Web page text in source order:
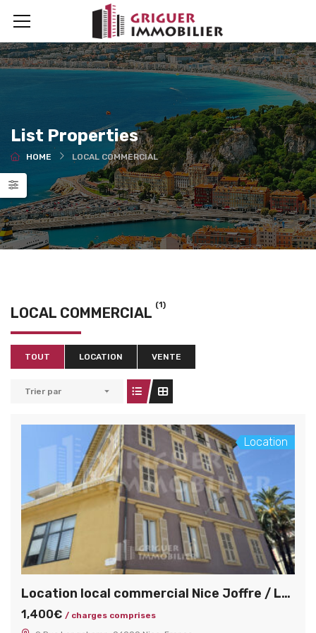
List Properties
HOME LOCAL COMMERCIAL
LOCAL COMMERCIAL (1)
TOUT LOCATION VENTE
Trier par
Location
Location local commercial Nice Joffre / Longchamp
1,400€ / charges comprises